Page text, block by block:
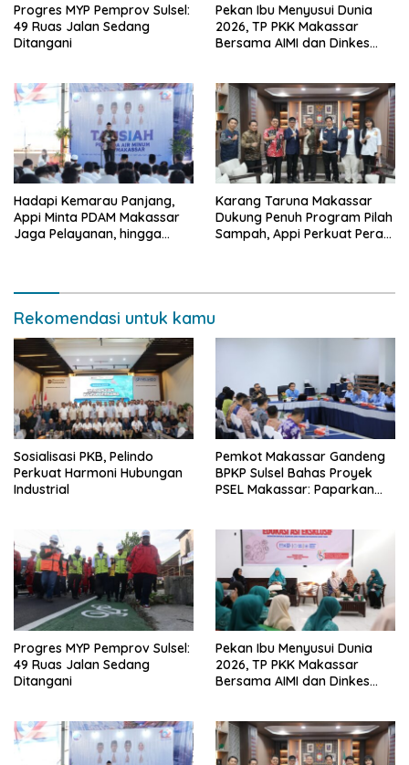
Progres MYP Pemprov Sulsel:
49 Ruas Jalan Sedang
Ditangani
Pekan Ibu Menyusui Dunia
2026, TP PKK Makassar
Bersama AIMI dan Dinkes
Hadapi Kemarau Panjang,
Appi Minta PDAM Makassar
Jaga Pelayanan, hingga
Karang Taruna Makassar
Dukung Penuh Program Pilah
Sampah, Appi Perkuat Peran
Rekomendasi untuk kamu
Sosialisasi PKB, Pelindo
Perkuat Harmoni Hubungan
Industrial
Pemkot Makassar Gandeng
BPKP Sulsel Bahas Proyek
PSEL Makassar: Paparkan
Progres MYP Pemprov Sulsel:
49 Ruas Jalan Sedang
Ditangani
Pekan Ibu Menyusui Dunia
2026, TP PKK Makassar
Bersama AIMI dan Dinkes